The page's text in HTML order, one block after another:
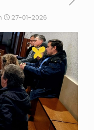
27-01-2026